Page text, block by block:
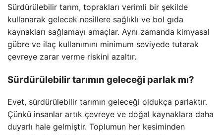
Sürdürülebilir tarım, toprakları verimli bir şekilde
kullanarak gelecek nesillere sağlıklı ve bol gıda
kaynakları sağlamayı amaçlar. Aynı zamanda kimyasal
gübre ve ilaç kullanımını minimum seviyede tutarak
çevreye zarar verme riskini azaltır.
Sürdürülebilir tarımın geleceği parlak mı?
Evet, sürdürülebilir tarımın geleceği oldukça parlaktır.
Çünkü insanlar artık çevreye ve doğal kaynaklara daha
duyarlı hale gelmiştir. Toplumun her kesiminden